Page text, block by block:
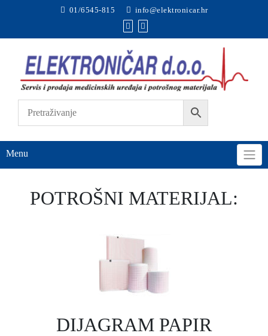
01/6545-815 info@elektronicar.hr
Menu
POTROŠNI MATERIJAL:
DIJAGRAM PAPIR